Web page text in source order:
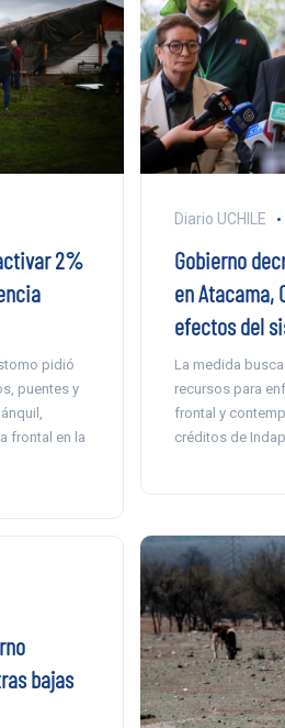
2%
pidió
puentes y
frontal en la
Diario UCHILE
Gobierno
en Atacama,
efectos del
La medida
recursos para
frontal y
créditos de
bajas